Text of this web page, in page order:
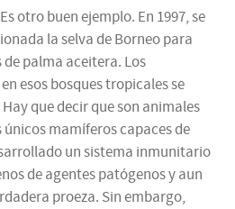
Es otro buen ejemplo. En 1997, se
la selva de Borneo para
palma aceitera. Los
esos bosques tropicales se
que decir que son animales
mamíferos capaces de
un sistema inmunitario
de agentes patógenos y aun
proeza. Sin embargo,